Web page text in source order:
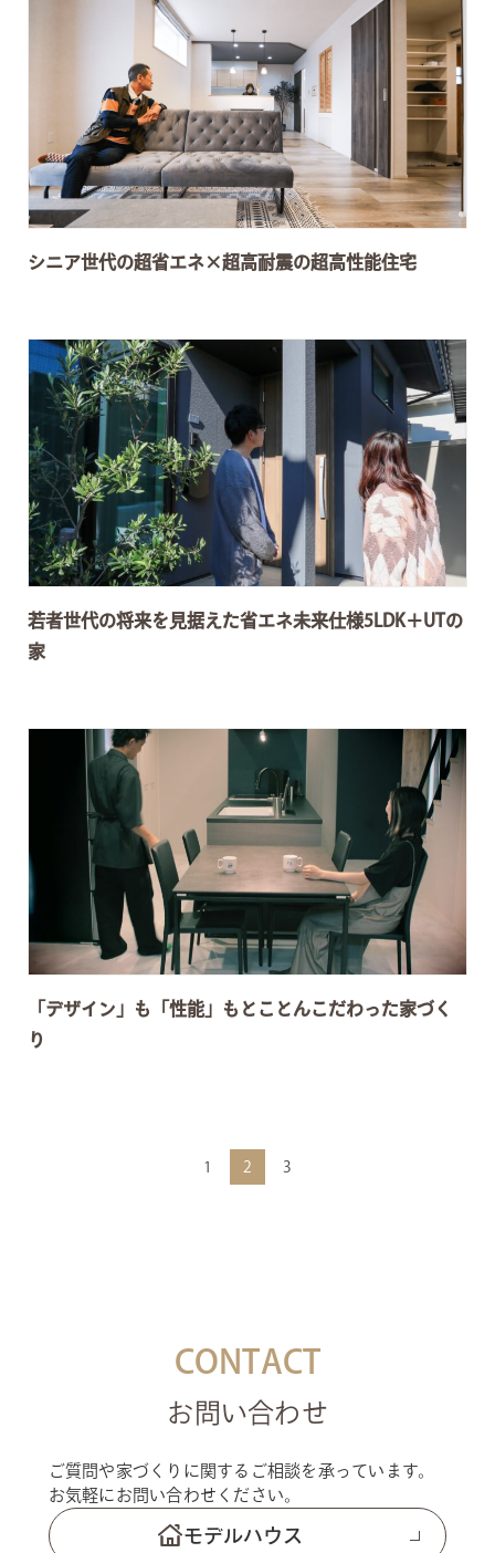
シニア世代の超省エネ×超高耐震の超高性能住宅
若者世代の将来を見据えた省エネ未来仕様5LDK＋UTの
家
「デザイン」も「性能」もとことんこだわった家づく
り
1 2 3
CONTACT
お問い合わせ
ご質問や家づくりに関するご相談を承っています。
お気軽にお問い合わせください。
モデルハウス